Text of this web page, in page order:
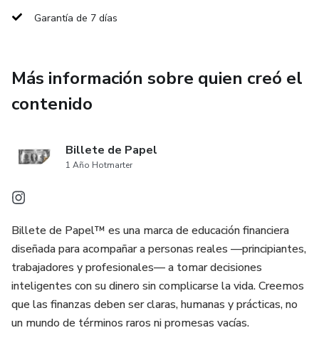
- Uso responsable de tarjetas de crédito y débito
- Cómo equilibrar el trabajo de medio tiempo con los
- Cómo aprovechar al máximo los descuentos para
estudiantes
Al aplicar estas estrategias, estarás mejor preparado para
enfrentar los desafíos financieros durante tus años de
Garantía de 7 días
Más información sobre quien creó el
contenido
Billete de Papel
1 Año Hotmarter
Billete de Papel™ es una marca de educación financiera
diseñada para acompañar a personas reales —principiantes,
trabajadores y profesionales— a tomar decisiones
inteligentes con su dinero sin complicarse la vida. Creemos
que las finanzas deben ser claras, humanas y prácticas, no
un mundo de términos raros ni promesas vacías.